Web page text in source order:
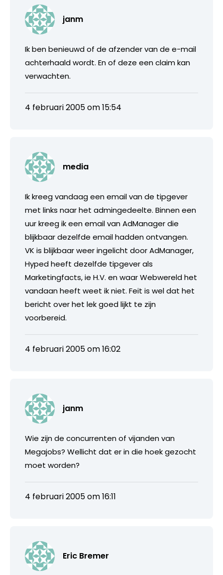
janm
Ik ben benieuwd of de afzender van de e-mail
achterhaald wordt. En of deze een claim kan
verwachten.
4 februari 2005 om 15:54
media
Ik kreeg vandaag een email van de tipgever
met links naar het admingedeelte. Binnen een
uur kreeg ik een email van AdManager die
blijkbaar dezelfde email hadden ontvangen.
VK is blijkbaar weer ingelicht door AdManager,
Hyped heeft dezelfde tipgever als
Marketingfacts, ie H.V. en waar Webwereld het
vandaan heeft weet ik niet. Feit is wel dat het
bericht over het lek goed lijkt te zijn
voorbereid.
4 februari 2005 om 16:02
janm
Wie zijn de concurrenten of vijanden van
Megajobs? Wellicht dat er in die hoek gezocht
moet worden?
4 februari 2005 om 16:11
Eric Bremer